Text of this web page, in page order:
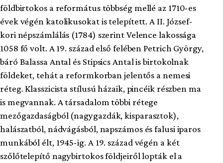
földbirtokos a református többség mellé az 1710-es
évek végén katolikusokat is telepített. A II. József-
kori népszámlálás (1784) szerint Velence lakossága
1058 fő volt. A 19. század első felében Petrich György,
báró Balassa Antal és Stipsics Antal is birtokolnak
földeket, tehát a reformkorban jelentős a nemesi
réteg. Klasszicista stílusú házaik, pincéik részben ma
is megvannak. A társadalom többi rétege
mezőgazdaságból (nagygazdák, kisparasztok),
halászatból, nádvágásból, napszámos és falusi iparos
munkából élt, 1945-ig. A 19. század végén a két
szőlőtelepítő nagybirtokos földjeiről lopták el a